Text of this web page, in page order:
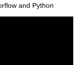
and Python